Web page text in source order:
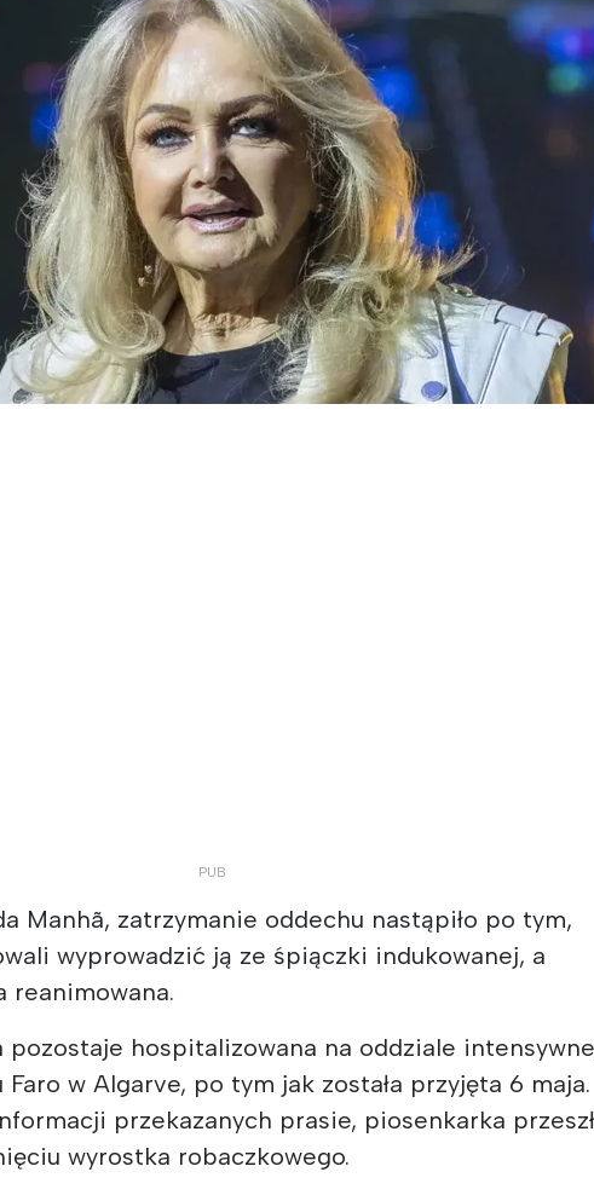
Manhã, zatrzymanie oddechu nastąpiło po tym,
wyprowadzić ją ze śpiączki indukowanej, a
reanimowana.
hospitalizowana na oddziale
w Algarve, po tym jak została przyjęta 6 maja.
przekazanych prasie, piosenkarka
wyrostka robaczkowego.